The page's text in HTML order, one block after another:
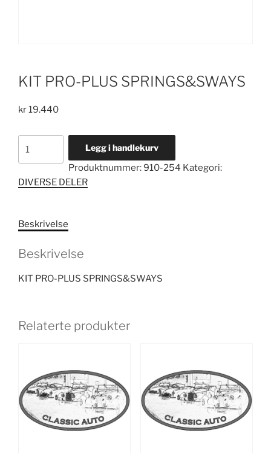
KIT PRO-PLUS SPRINGS&SWAYS
kr19.440
SPRINGS&SWAYS
Legg i handlekurv
Produktnummer:910-254 Kategori:
DIVERSE DELER
Beskrivelse
Beskrivelse
KIT PRO-PLUS SPRINGS&SWAYS
Relaterte produkter